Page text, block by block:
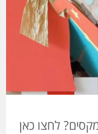
לחצו כאן